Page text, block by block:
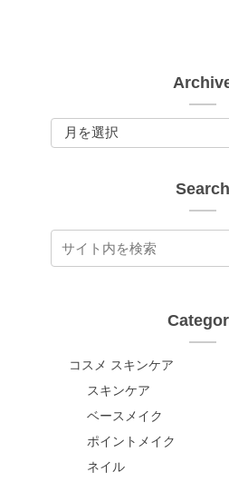
Search
コスメ スキンケア
スキンケア
ベースメイク
ポイントメイク
ネイル